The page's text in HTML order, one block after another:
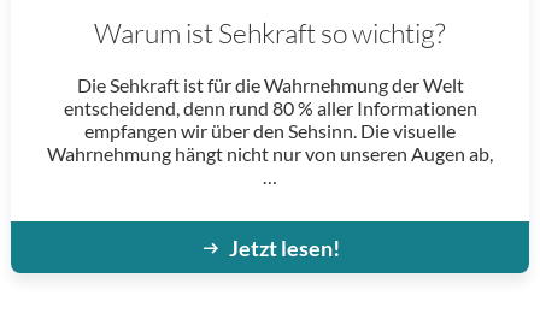
Warum ist Sehkraft so wichtig?
Die Sehkraft ist für die Wahrnehmung der Welt
entscheidend, denn rund 80 % aller Informationen
empfangen wir über den Sehsinn. Die visuelle
Wahrnehmung hängt nicht nur von unseren Augen ab,
Jetzt lesen!